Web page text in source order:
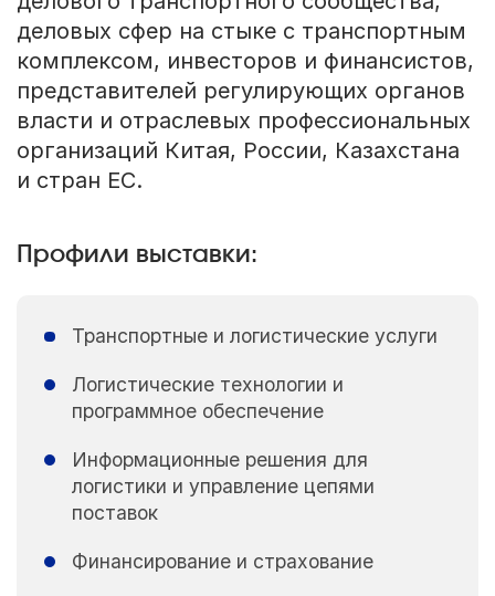
деловых сфер на стыке с транспортным
комплексом, инвесторов и финансистов,
представителей регулирующих органов
власти и отраслевых профессиональных
организаций Китая, России, Казахстана
и стран ЕС.
Профили выставки:
Транспортные и логистические услуги
Логистические технологии и
программное обеспечение
Информационные решения для
логистики и управление цепями
поставок
Финансирование и страхование